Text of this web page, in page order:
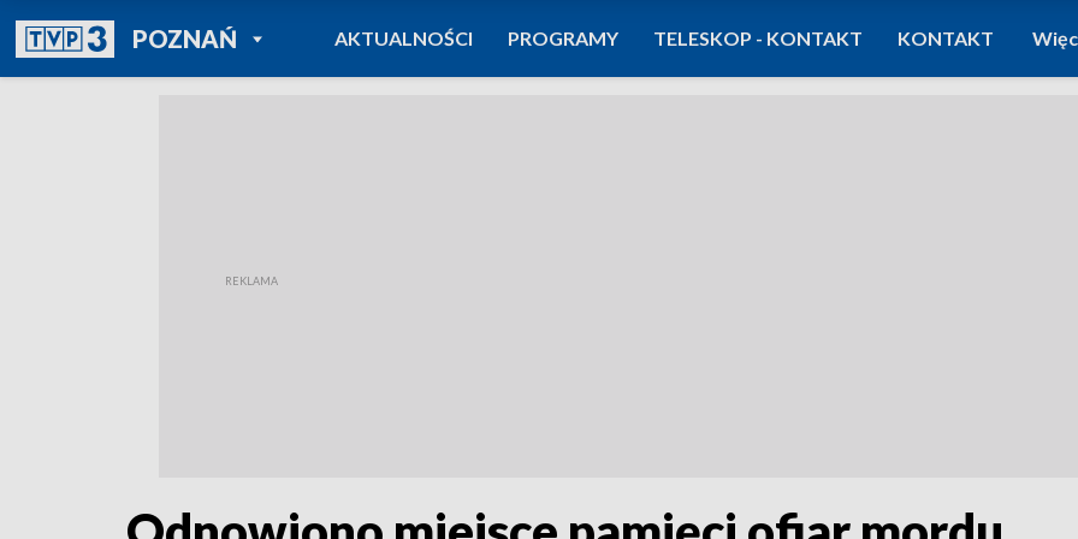
POZNAŃPOWRÓT DO
TVP REGIONY
AKTUALNOŚCI PROGRAMY TELESKOP - KONTAKT KONTAKT